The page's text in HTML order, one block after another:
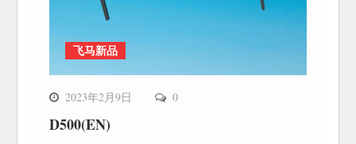
飞马新品
2023年2月9日 0
D500(EN)